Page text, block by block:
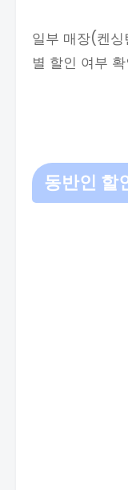
일부 매장(켄
별 할인 여부
동반인 할